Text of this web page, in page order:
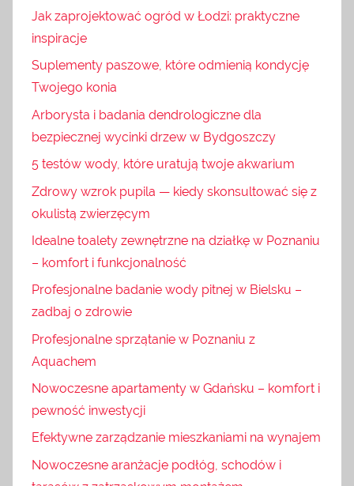
Jak zaprojektować ogród w Łodzi: praktyczne
inspiracje
Suplementy paszowe, które odmienią kondycję
Twojego konia
Arborysta i badania dendrologiczne dla
bezpiecznej wycinki drzew w Bydgoszczy
5 testów wody, które uratują twoje akwarium
Zdrowy wzrok pupila — kiedy skonsultować się z
okulistą zwierzęcym
Idealne toalety zewnętrzne na działkę w Poznaniu
– komfort i funkcjonalność
Profesjonalne badanie wody pitnej w Bielsku –
zadbaj o zdrowie
Profesjonalne sprzątanie w Poznaniu z
Aquachem
Nowoczesne apartamenty w Gdańsku – komfort i
pewność inwestycji
Efektywne zarządzanie mieszkaniami na wynajem
Nowoczesne aranżacje podłóg, schodów i